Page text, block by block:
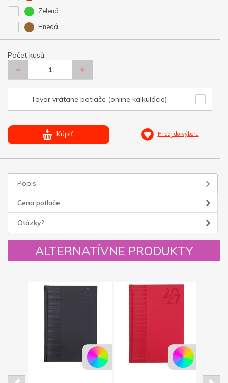
Zelená
Hnedá
Počet kusů:
Tovar vrátane potlače (online kalkulácie)
Kúpiť Pridaj do výberu
Popis
Cena potlače
Otázky?
ALTERNATÍVNE PRODUKTY